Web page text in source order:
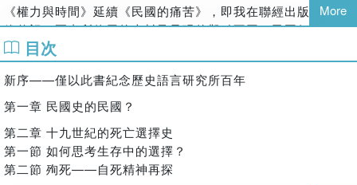
與他者的生活，成為民國史的報導人。人物的活動是《史記》
史充滿知識之迷
要的一席。
吉澤誠一郎（東京大學人文社會系研究科教授）
《權力與時間》延續《民國的痛苦》，即我在聯經出版的王國
維傳記，兩者所使用的史料及呈現的觀點不同。民國似假是
真。這本書是一本獨立與全新的著作，也是一本通史的寫作，
從1911年寫到1949年，「當時的人未曾想過會出現的那個結
果」？王國維及他的時代的歷史。1949年前的民國史，「在歷
史斷層的積澱間，每一出現就提醒我們歷史的不連貫性」。
史語所所長傅斯年指出：「人生問題是個大題目！是個再大沒
有的題目！」什麼是歷史上的人生問題？王國維討論人生之最
大之不幸，往往在普通之人物中發生：「此等慘酷之行，不但
More
目次
新序——僅以此書紀念歷史語言研究所百年
第一章 民國史的民國？
第二章 十九世紀的死亡選擇史
第一節 如何思考生存中的選擇？
第二節 殉死——自死精神再探